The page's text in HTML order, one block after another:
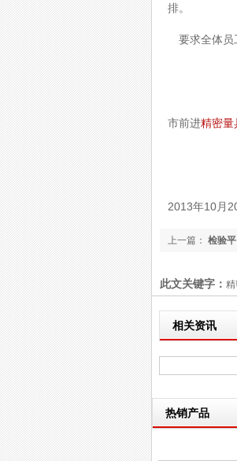
要求全
市前进精密量
2013年10月
上一篇： 检验
此文关键字：
相关资讯
热销产品